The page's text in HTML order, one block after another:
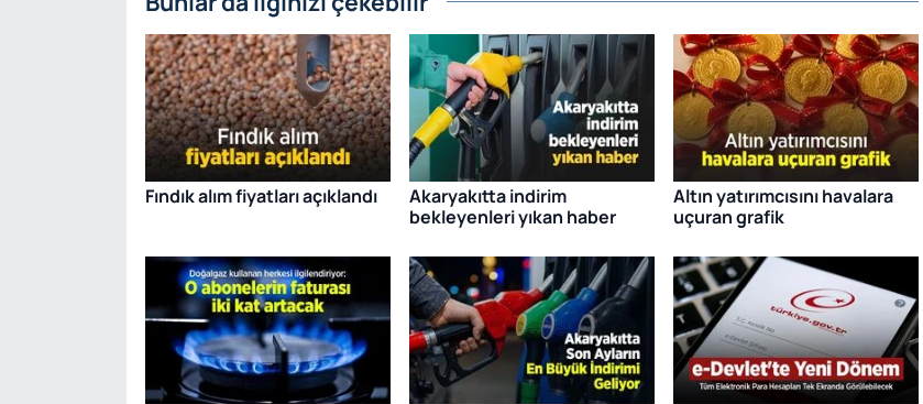
Fındık alım fiyatları açıklandı
Akaryakıtta indirim
bekleyenleri yıkan haber
Altın yatırımcısını havalara
uçuran grafik